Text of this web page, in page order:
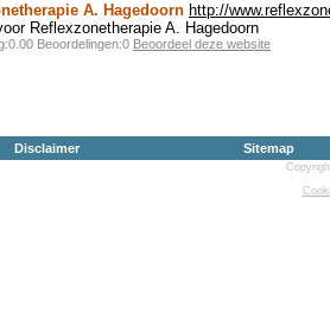
A. Hagedoorn http://
Reflexzonetherapie A. Hagedoorn
Beoordelingen:0 Beoordeel deze website
Disclaimer Sitemap